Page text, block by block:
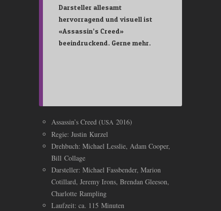
Darsteller allesamt
hervorragend und visuell ist
«Assassin’s Creed»
beeindruckend. Gerne mehr.
Assassin’s Creed (USA 2016)
Regie: Justin Kurzel
Drehbuch: Michael Lesslie, Adam Cooper,
Bill Collage
Darsteller: Michael Fassbender, Marion
Cotillard, Jeremy Irons, Brendan Gleeson,
Charlotte Rampling
Laufzeit: ca. 115 Minuten